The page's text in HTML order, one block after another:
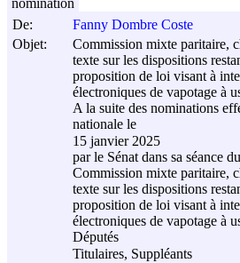
De:
Fanny Dombre Coste
Objet:
Commission mixte paritaire,
texte sur les dispositions
proposition de loi visant à
électroniques de vapotage à
A la suite des nominations
nationale le
15 janvier 2025
par le Sénat dans sa séance
Commission mixte paritaire,
texte sur les dispositions
proposition de loi visant à
électroniques de vapotage à
Députés
Titulaires, Suppléants
nomination